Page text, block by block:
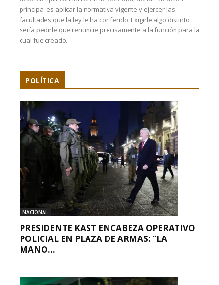
principal es aplicar la normativa vigente y ejercer las
facultades que la ley le ha conferido. Exigirle algo distinto
sería pedirle que renuncie precisamente a la función para la
cual fue creado.
POLÍTICA
NACIONAL
PRESIDENTE KAST ENCABEZA OPERATIVO
POLICIAL EN PLAZA DE ARMAS: “LA
MANO...